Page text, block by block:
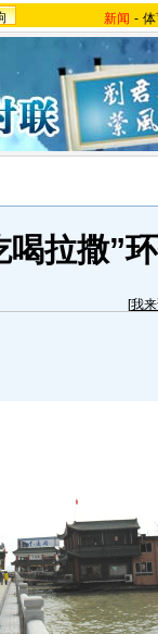
新闻 -
拉撒”
[我